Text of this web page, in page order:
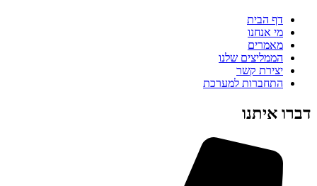
דף הבית
מי אנחנו
מאמרים
הממליצים שלנו
יצירת קשר
התחברות למערכת
דברו איתנו